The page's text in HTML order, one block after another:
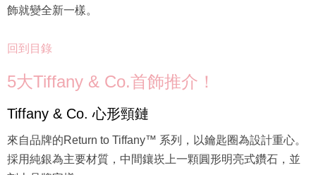
飾就變全新一樣。
回到目錄
5大Tiffany & Co.首飾推介！
Tiffany & Co. 心形頸鏈
來自品牌的Return to Tiffany™ 系列，以鑰匙圈為設計重心。
採用純銀為主要材質，中間鑲崁上一顆圓形明亮式鑽石，並